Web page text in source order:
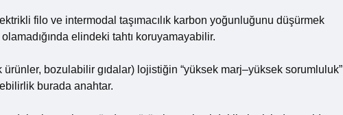
filo ve intermodal taşımacılık karbon yoğunluğunu düşürmek
elindeki tahtı koruyamayabilir.
ürünler, bozulabilir gıdalar) lojistiğin “yüksek marj–yüksek sorumluluk”
burada anahtar.